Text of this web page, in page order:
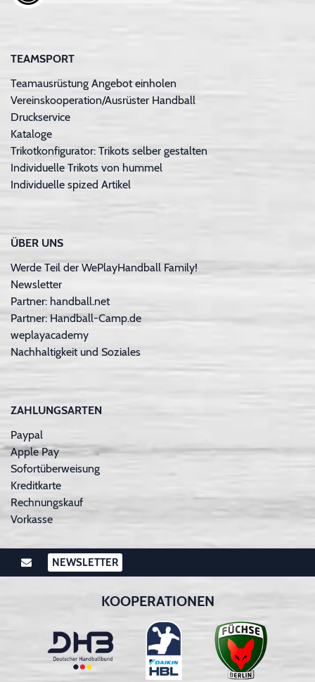
TEAMSPORT
Teamausrüstung Angebot einholen
Vereinskooperation/Ausrüster Handball
Druckservice
Kataloge
Trikotkonfigurator: Trikots selber gestalten
Individuelle Trikots von hummel
Individuelle spized Artikel
ÜBER UNS
Werde Teil der WePlayHandball Family!
Newsletter
Partner: handball.net
Partner: Handball-Camp.de
weplayacademy
Nachhaltigkeit und Soziales
ZAHLUNGSARTEN
Paypal
Apple Pay
Sofortüberweisung
Kreditkarte
Rechnungskauf
Vorkasse
NEWSLETTER
KOOPERATIONEN